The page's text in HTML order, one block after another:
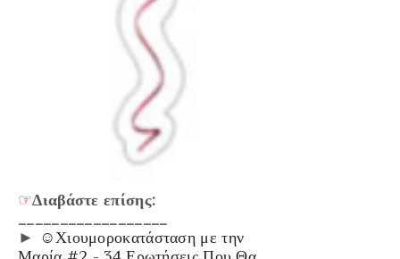
☞Διαβάστε επίσης:
►
☺Χιουμοροκατάσταση με την